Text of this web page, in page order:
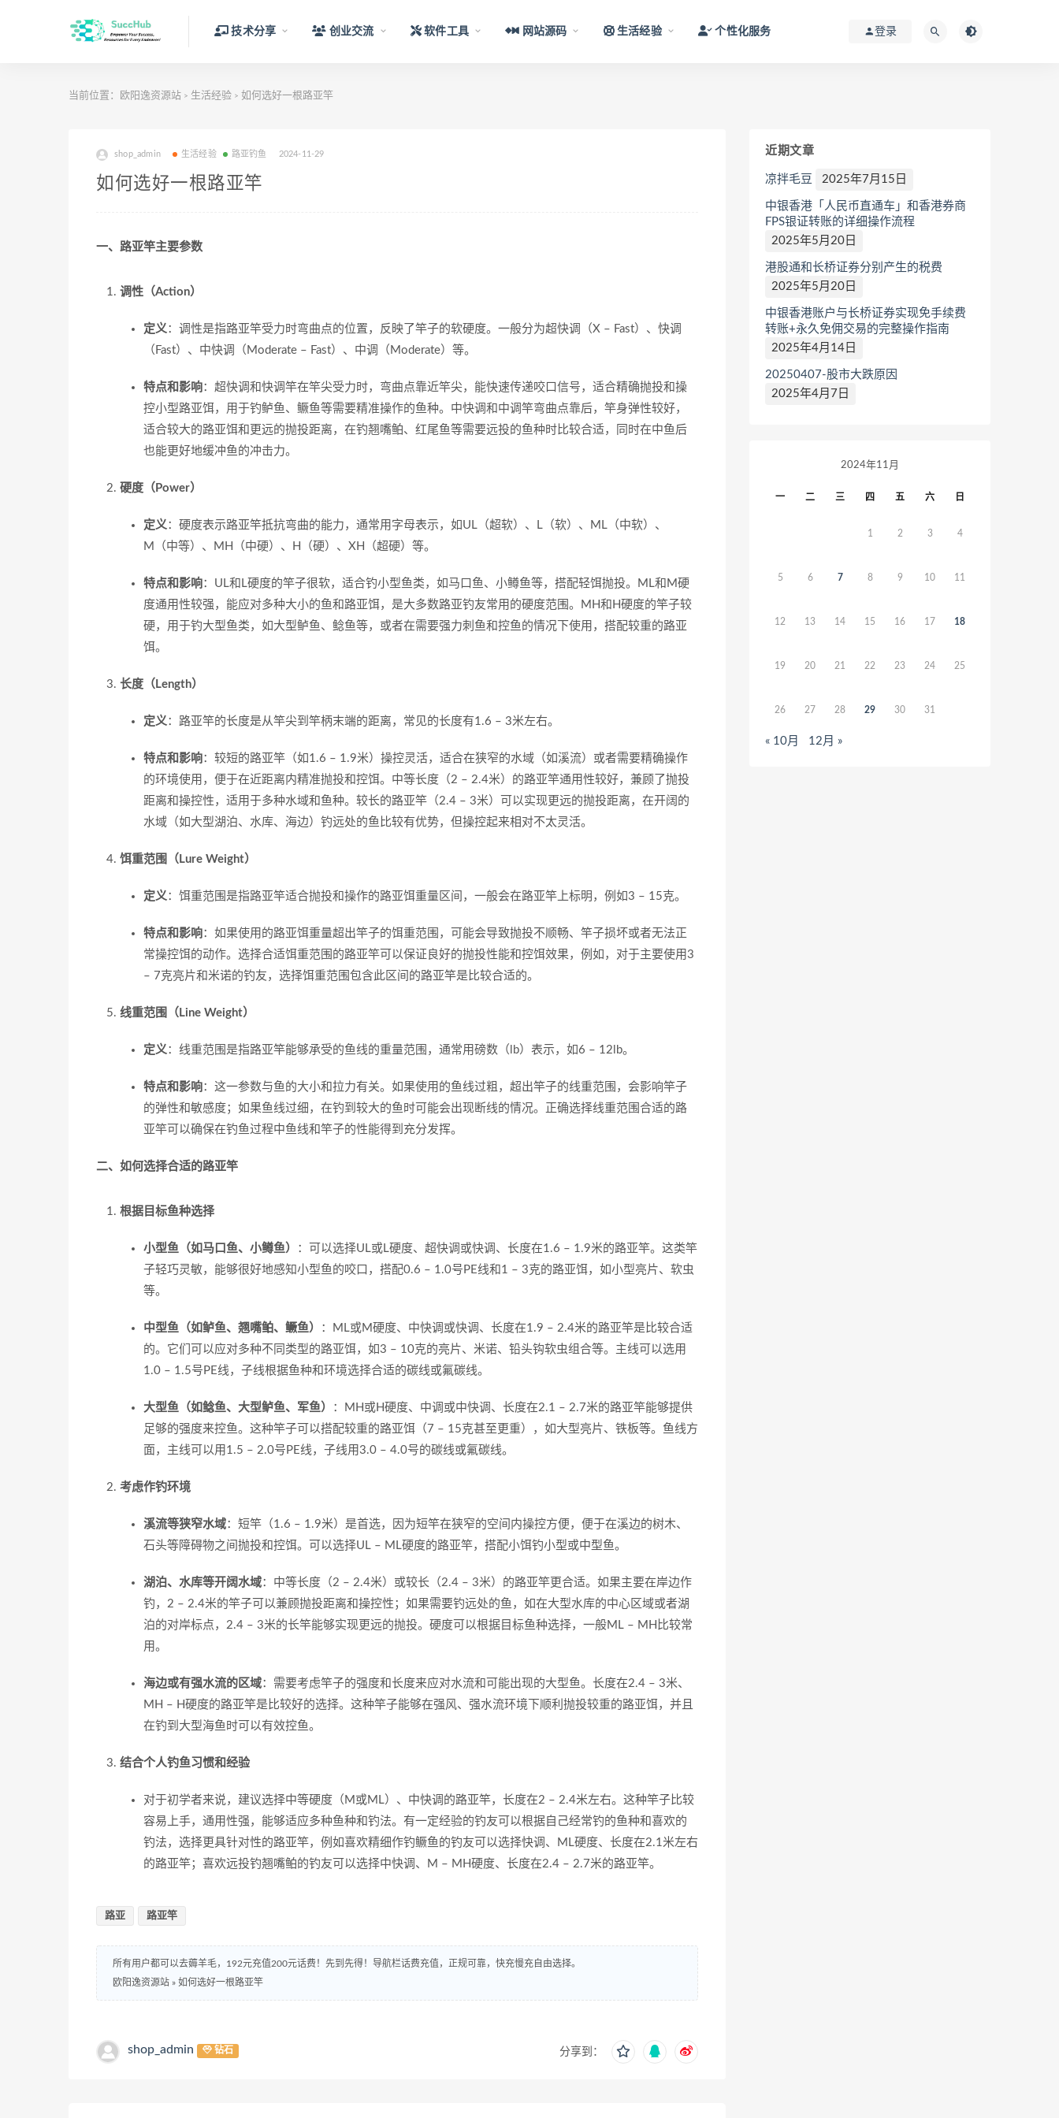
技术分享 创业交流 软件工具 网站源码 生活经验 个性化服务 登录
当前位置： 欧阳逸资源站 > 生活经验 > 如何选好一根路亚竿
shop_admin 生活经验 路亚钓鱼 2024-11-29
如何选好一根路亚竿
一、路亚竿主要参数
调性（Action）
定义：调性是指路亚竿受力时弯曲点的位置，反映了竿子的软硬度。一般分为超快调（X – Fast）、快调
（Fast）、中快调（Moderate – Fast）、中调（Moderate）等。
特点和影响 ：超快调和快调竿在竿尖受力时，弯曲点靠近竿尖，能快速传递咬口信号，适合精确抛投和操
控小型路亚饵，用于钓鲈鱼、鳜鱼等需要精准操作的鱼种。中快调和中调竿弯曲点靠后，竿身弹性较好，
适合较大的路亚饵和更远的抛投距离，在钓翘嘴鲌、红尾鱼等需要远投的鱼种时比较合适，同时在中鱼后
也能更好地缓冲鱼的冲击力。
硬度（Power）
定义：硬度表示路亚竿抵抗弯曲的能力，通常用字母表示，如UL（超软）、L（软）、ML（中软）、
M（中等）、MH（中硬）、H（硬）、XH（超硬）等。
特点和影响 ：UL和L硬度的竿子很软，适合钓小型鱼类，如马口鱼、小鳟鱼等，搭配轻饵抛投。ML和M硬
度通用性较强，能应对多种大小的鱼和路亚饵，是大多数路亚钓友常用的硬度范围。MH和H硬度的竿子较
硬，用于钓大型鱼类，如大型鲈鱼、鲶鱼等，或者在需要强力刺鱼和控鱼的情况下使用，搭配较重的路亚
饵。
长度（Length）
定义：路亚竿的长度是从竿尖到竿柄末端的距离，常见的长度有1.6 – 3米左右。
特点和影响 ：较短的路亚竿（如1.6 – 1.9米）操控灵活，适合在狭窄的水域（如溪流）或者需要精确操作
的环境使用，便于在近距离内精准抛投和控饵。中等长度（2 – 2.4米）的路亚竿通用性较好，兼顾了抛投
距离和操控性，适用于多种水域和鱼种。较长的路亚竿（2.4 – 3米）可以实现更远的抛投距离，在开阔的
水域（如大型湖泊、水库、海边）钓远处的鱼比较有优势，但操控起来相对不太灵活。
饵重范围（Lure Weight）
定义：饵重范围是指路亚竿适合抛投和操作的路亚饵重量区间，一般会在路亚竿上标明，例如3 – 15克。
特点和影响 ：如果使用的路亚饵重量超出竿子的饵重范围，可能会导致抛投不顺畅、竿子损坏或者无法正
常操控饵的动作。选择合适饵重范围的路亚竿可以保证良好的抛投性能和控饵效果，例如，对于主要使用3
– 7克亮片和米诺的钓友，选择饵重范围包含此区间的路亚竿是比较合适的。
线重范围（Line Weight）
定义：线重范围是指路亚竿能够承受的鱼线的重量范围，通常用磅数（lb）表示，如6 – 12lb。
特点和影响 ：这一参数与鱼的大小和拉力有关。如果使用的鱼线过粗，超出竿子的线重范围，会影响竿子
的弹性和敏感度；如果鱼线过细，在钓到较大的鱼时可能会出现断线的情况。正确选择线重范围合适的路
亚竿可以确保在钓鱼过程中鱼线和竿子的性能得到充分发挥。
二、如何选择合适的路亚竿
根据目标鱼种选择
小型鱼（如马口鱼、小鳟鱼）
：可以选择UL或L硬度、超快调或快调、长度在1.6 – 1.9米的路亚竿。这类竿
子轻巧灵敏，能够很好地感知小型鱼的咬口，搭配0.6 – 1.0号PE线和1 – 3克的路亚饵，如小型亮片、软虫
等。
中型鱼（如鲈鱼、翘嘴鲌、鳜鱼）
：ML或M硬度、中快调或快调、长度在1.9 – 2.4米的路亚竿是比较合适
的。它们可以应对多种不同类型的路亚饵，如3 – 10克的亮片、米诺、铅头钩软虫组合等。主线可以选用
1.0 – 1.5号PE线，子线根据鱼种和环境选择合适的碳线或氟碳线。
大型鱼（如鲶鱼、大型鲈鱼、军鱼）
：MH或H硬度、中调或中快调、长度在2.1 – 2.7米的路亚竿能够提供
足够的强度来控鱼。这种竿子可以搭配较重的路亚饵（7 – 15克甚至更重），如大型亮片、铁板等。鱼线方
面，主线可以用1.5 – 2.0号PE线，子线用3.0 – 4.0号的碳线或氟碳线。
考虑作钓环境
溪流等狭窄水域：短竿（1.6 – 1.9米）是首选，因为短竿在狭窄的空间内操控方便，便于在溪边的树木、
石头等障碍物之间抛投和控饵。可以选择UL – ML硬度的路亚竿，搭配小饵钓小型或中型鱼。
湖泊、水库等开阔水域：中等长度（2 – 2.4米）或较长（2.4 – 3米）的路亚竿更合适。如果主要在岸边作
钓，2 – 2.4米的竿子可以兼顾抛投距离和操控性；如果需要钓远处的鱼，如在大型水库的中心区域或者湖
泊的对岸标点，2.4 – 3米的长竿能够实现更远的抛投。硬度可以根据目标鱼种选择，一般ML – MH比较常
用。
海边或有强水流的区域：需要考虑竿子的强度和长度来应对水流和可能出现的大型鱼。长度在2.4 – 3米、
MH – H硬度的路亚竿是比较好的选择。这种竿子能够在强风、强水流环境下顺利抛投较重的路亚饵，并且
在钓到大型海鱼时可以有效控鱼。
结合个人钓鱼习惯和经验
对于初学者来说，建议选择中等硬度（M或ML）、中快调的路亚竿，长度在2 – 2.4米左右。这种竿子比较
容易上手，通用性强，能够适应多种鱼种和钓法。有一定经验的钓友可以根据自己经常钓的鱼种和喜欢的
钓法，选择更具针对性的路亚竿，例如喜欢精细作钓鳜鱼的钓友可以选择快调、ML硬度、长度在2.1米左右
的路亚竿；喜欢远投钓翘嘴鲌的钓友可以选择中快调、M – MH硬度、长度在2.4 – 2.7米的路亚竿。
路亚 路亚竿
所有用户都可以去薅羊毛，192元充值200元话费！先到先得！导航栏话费充值，正规可靠，快充慢充自由选择。
欧阳逸资源站 » 如何选好一根路亚竿
shop_admin 钻石 分享到：
近期文章
凉拌毛豆 2025年7月15日
中银香港「人民币直通车」和香港券商
FPS银证转账的详细操作流程
2025年5月20日
港股通和长桥证券分别产生的税费
2025年5月20日
中银香港账户与长桥证券实现免手续费
转账+永久免佣交易的完整操作指南
2025年4月14日
20250407-股市大跌原因
2025年4月7日
2024年11月
一 二 三 四 五 六 日
1 2 3 4
5 6 7 8 9 10 11
12 13 14 15 16 17 18
19 20 21 22 23 24 25
26 27 28 29 30 31
« 10月 12月 »